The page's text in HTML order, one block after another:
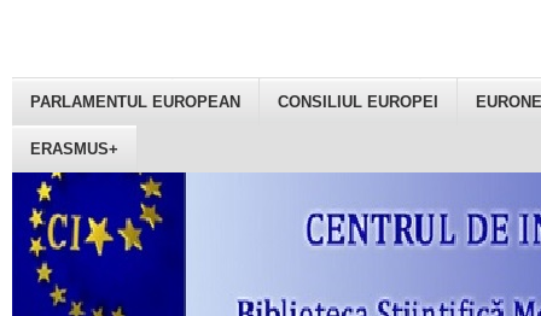
PARLAMENTUL EUROPEAN CONSILIUL EUROPEI
ERASMUS+